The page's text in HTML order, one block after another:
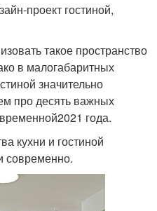
проект гостиной,
такое пространство
в малогабаритных
значительно
про десять важных
года.
кухни и гостиной
современно.